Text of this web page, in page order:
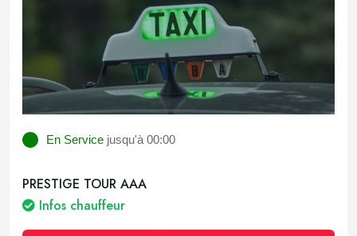
En Service jusqu'à 00:00
PRESTIGE TOUR AAA
Infos chauffeur